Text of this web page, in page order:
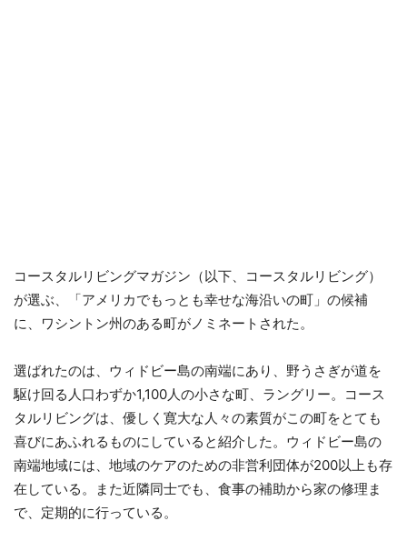
コースタルリビングマガジン（以下、コースタルリビング）
が選ぶ、「アメリカでもっとも幸せな海沿いの町」の候補
に、ワシントン州のある町がノミネートされた。
選ばれたのは、ウィドビー島の南端にあり、野うさぎが道を
駆け回る人口わずか1,100人の小さな町、ラングリー。コース
タルリビングは、優しく寛大な人々の素質がこの町をとても
喜びにあふれるものにしていると紹介した。ウィドビー島の
南端地域には、地域のケアのための非営利団体が200以上も存
在している。また近隣同士でも、食事の補助から家の修理ま
で、定期的に行っている。